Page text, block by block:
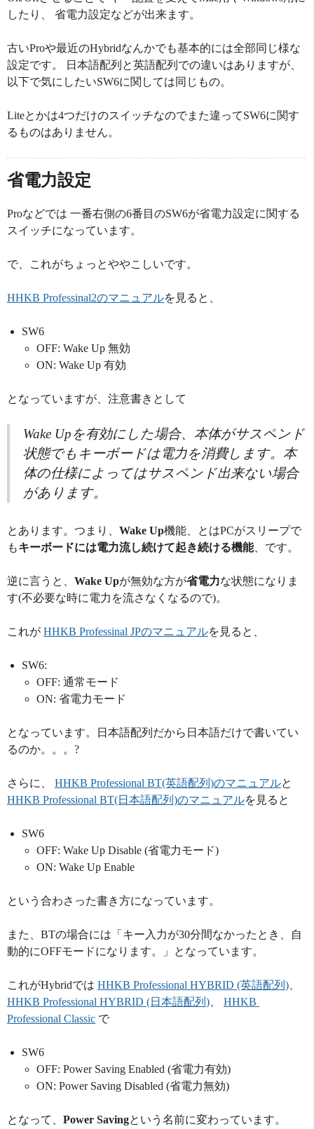
したり、 省電力設定などが出来ます。
古いProや最近のHybridなんかでも基本的には全部同じ様な
設定です。 日本語配列と英語配列での違いはありますが、
以下で気にしたいSW6に関しては同じもの。
Liteとかは4つだけのスイッチなのでまた違ってSW6に関す
るものはありません。
省電力設定
Proなどでは 一番右側の6番目のSW6が省電力設定に関する
スイッチになっています。
で、これがちょっとややこしいです。
HHKB Professinal2のマニュアルを見ると、
SW6
OFF: Wake Up 無効
ON: Wake Up 有効
となっていますが、注意書きとして
Wake Upを有効にした場合、本体がサスペンド
状態でもキーボードは電力を消費します。本
体の仕様によってはサスペンド出来ない場合
があります。
とあります。つまり、 Wake Up機能、とはPCがスリープで
もキーボードには電力流し続けて起き続ける機能、です。
逆に言うと、 Wake Upが無効な方が省電力な状態になりま
す(不必要な時に電力を流さなくなるので)。
これが HHKB Professinal JPのマニュアルを見ると、
SW6:
OFF: 通常モード
ON: 省電力モード
となっています。日本語配列だから日本語だけで書いてい
るのか。。。?
さらに、 HHKB Professional BT(英語配列)のマニュアルと
HHKB Professional BT(日本語配列)のマニュアルを見ると
SW6
OFF: Wake Up Disable (省電力モード)
ON: Wake Up Enable
という合わさった書き方になっています。
また、BTの場合には「キー入力が30分間なかったとき、自
動的にOFFモードになります。」となっています。
これがHybridでは HHKB Professional HYBRID (英語配列)
HHKB Professional HYBRID (日本語配列)
HHKB
Professional Classic で
SW6
OFF: Power Saving Enabled (省電力有効)
ON: Power Saving Disabled (省電力無効)
となって、 Power Savingという名前に変わっています。